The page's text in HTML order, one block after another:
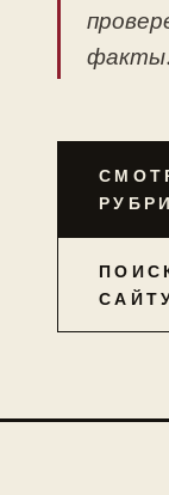
факты.